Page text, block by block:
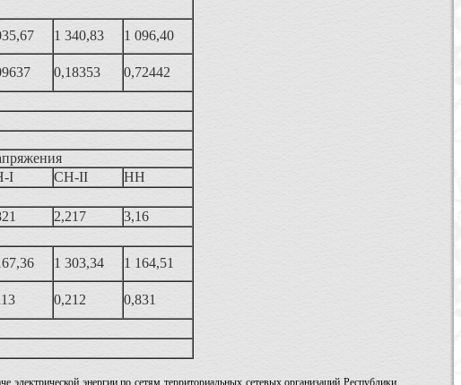
1 340,83 1 096,40
0,18353
0,72442
I СН-II
НН
2,217
3,16
1 303,34 1 164,51
0,212
0,831
энергии по сетям территориальных сетевых организаций Республики